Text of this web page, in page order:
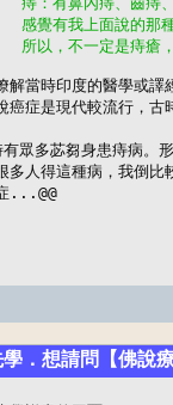
有我上面說的那種
，不一定是痔瘡
解當時印度的醫學或
癌症是現代較流行，
眾多苾芻身患痔病。
多人得這種病，我倒
...@@
學．想請問【佛說